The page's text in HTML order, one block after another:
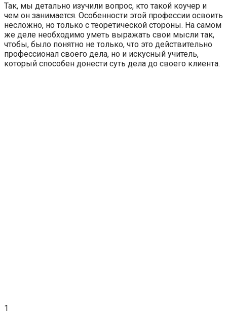
Так, мы детально изучили вопрос, кто такой коучер и
чем он занимается. Особенности этой профессии освоить
несложно, но только с теоретической стороны. На самом
же деле необходимо уметь выражать свои мысли так,
чтобы, было понятно не только, что это действительно
профессионал своего дела, но и искусный учитель,
который способен донести суть дела до своего клиента.
1